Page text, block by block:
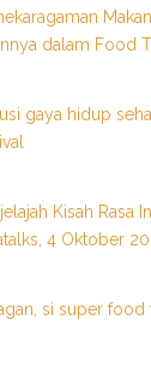
dalam Food
gaya hidup
Kisah Rasa
4 Oktober
si super food